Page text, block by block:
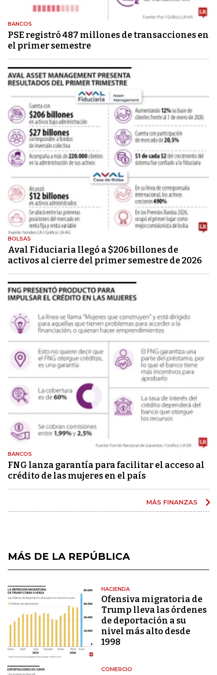
BANCOS
PSE registró 487 millones de transacciones en
el primer semestre
BOLSAS
Aval Fiduciaria llegó a $206 billones de
activos al cierre del primer semestre de 2026
BANCOS
FNG lanza garantía para facilitar el acceso al
crédito de las mujeres en el país
MÁS FINANZAS
MÁS DE LA REPÚBLICA
HACIENDA
Ofensiva migratoria de
Trump lleva las órdenes
de deportación a su
nivel más alto desde
1998
COMERCIO